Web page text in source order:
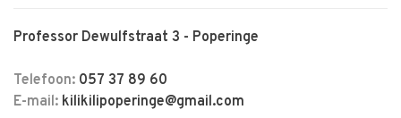
Professor Dewulfstraat 3 - Poperinge
Telefoon: 057 37 89 60
E-mail: kilikilipoperinge@gmail.com